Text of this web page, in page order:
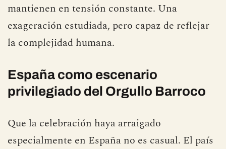
mantienen en tensión constante. Una
exageración estudiada, pero capaz de reflejar
la complejidad humana.
España como escenario
privilegiado del Orgullo Barroco
Que la celebración haya arraigado
especialmente en España no es casual. El país